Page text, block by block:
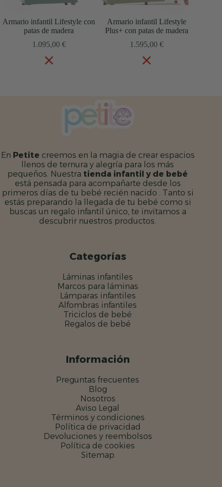
con
Armario infantil Lifestyle
Plus+ con patas de madera
1.595,00
cajones
576,00€
En Petite creemos en la magia de crear espacios
llenos de ternura y alegría para los más
pequeños. Nuestra tienda infantil y de bebé
está pensada para acompañarte desde los
primeros días de tu bebé recién nacido . Tanto si
estás preparando la llegada de tu bebé como si
buscas un regalo infantil único, te invitamos a
descubrir nuestros productos.
Categorías
Láminas infantiles
Marcos para láminas
Lámparas infantiles
Alfombras infantiles
Triciclos de bebé
Regalos de bebé
Información
Preguntas frecuentes
Blog
Nosotros
Aviso Legal
Términos y condiciones
Política de privacidad
Devoluciones y reembolsos
Política de cookies
Sitemap